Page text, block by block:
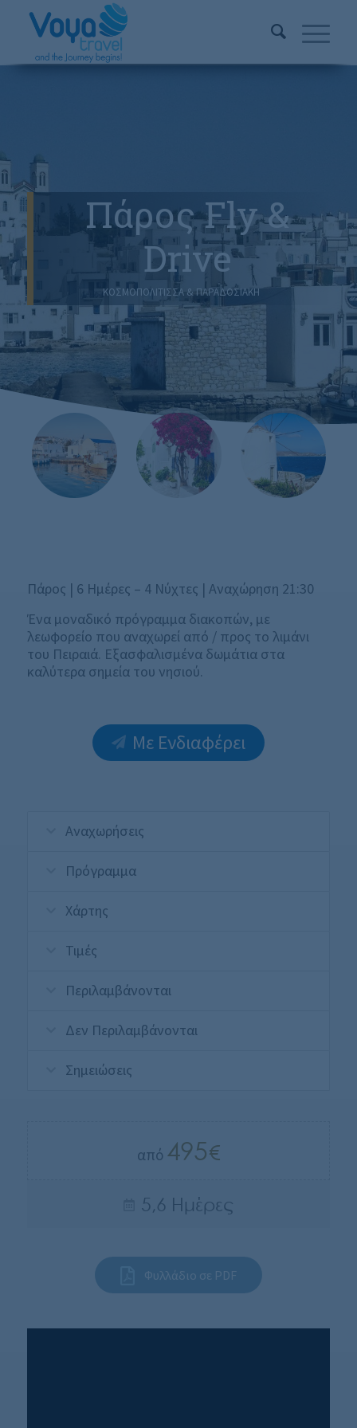
Πάρος Fly &
Drive
ΚΟΣΜΟΠΟΛΙΤΙΣΣΑ & ΠΑΡΑΔΟΣΙΑΚΗ
Πάρος | 6 Ημέρες – 4 Νύχτες | Aναχώρηση 21:30
Ένα μοναδικό πρόγραμμα διακοπών, με
λεωφορείο που αναχωρεί από / προς το λιμάνι
του Πειραιά. Εξασφαλισμένα δωμάτια στα
καλύτερα σημεία του νησιού.
Με Ενδιαφέρει
Αναχωρήσεις
Πρόγραμμα
Χάρτης
Τιμές
Περιλαμβάνονται
Δεν Περιλαμβάνονται
Σημειώσεις
από 495
5,6 Ημέρες
Φυλλάδιο σε PDF